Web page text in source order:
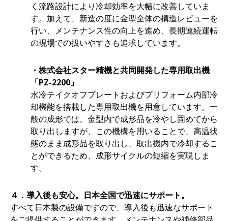
く流路設計により冷却効率を大幅に改善していま
す。加えて、新造の度に金型全体の構造レビューを
行い、メンテナンス性の向上を進め、長期連続運転
の現場での扱いやすさも追求しています。
・ 株式会社スター精機と共同開発した専用取出機
「PZ-2200」
水冷テイクオフプレートおよびプリフォーム内部冷
却機能を搭載した専用取出機を用意しています。一
般の成形では、金型内で成形品を冷やし固めてから
取り出しますが、この機構を用いることで、高温状
態のまま成形品を取り出し、取出機内で冷却するこ
とができるため、成形サイクルの短縮を実現しま
す。
４．導入後も安心。日本全国で迅速にサポート。
すべて日本製の設備ですので、導入後も迅速なサポート